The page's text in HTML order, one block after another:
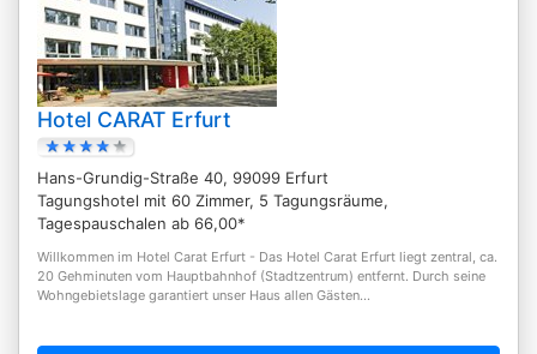
Hotel CARAT Erfurt
Hans-Grundig-Straße 40, 99099 Erfurt
Tagungshotel mit 60 Zimmer, 5 Tagungsräume,
Tagespauschalen ab 66,00*
Willkommen im Hotel Carat Erfurt - Das Hotel Carat Erfurt liegt zentral, ca.
20 Gehminuten vom Hauptbahnhof (Stadtzentrum) entfernt. Durch seine
Wohngebietslage garantiert unser Haus allen Gästen...